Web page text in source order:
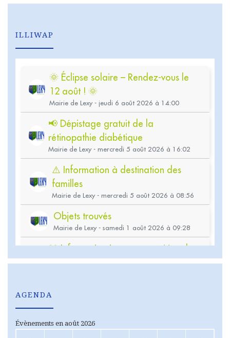
ILLIWAP
AGENDA
Évènements en août 2026